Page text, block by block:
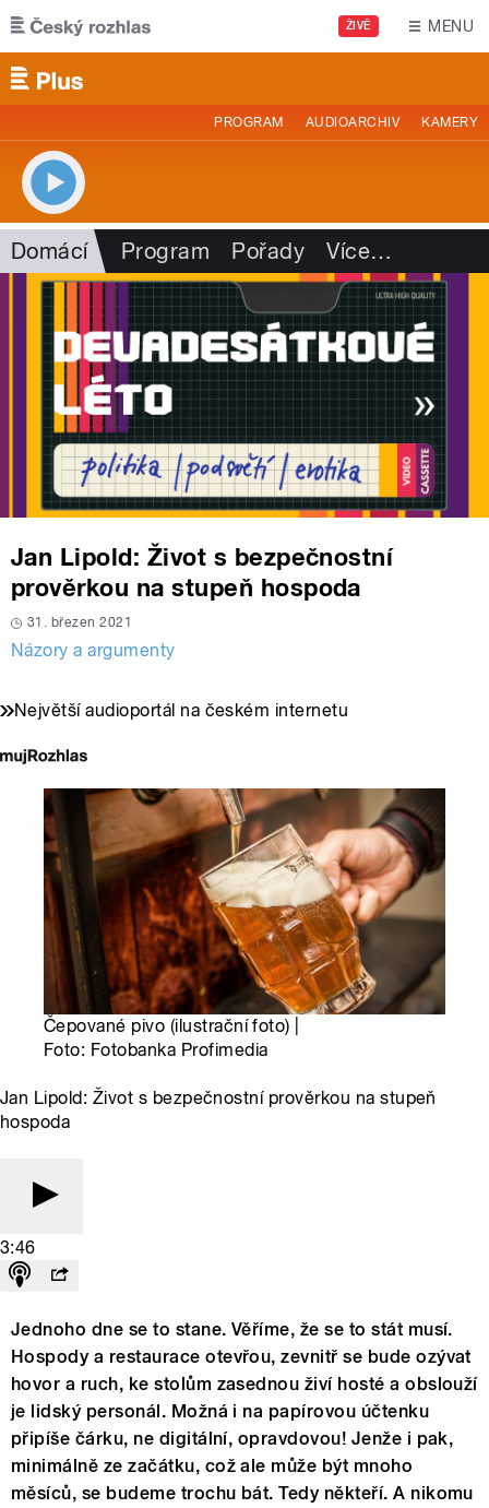
Přejít k hlavnímu obsahu
ŽIVĚ MENU
PROGRAM AUDIOARCHIV KAMERY
Domácí Program Pořady Více…
Jan Lipold: Život s bezpečnostní
prověrkou na stupeň hospoda
31. březen 2021
Názory a argumenty
Největší audioportál na českém internetu
Čepované pivo (ilustrační foto) |
Foto: Fotobanka Profimedia
Jan Lipold: Život s bezpečnostní prověrkou na stupeň
hospoda
3:46
Jednoho dne se to stane. Věříme, že se to stát musí.
Hospody a restaurace otevřou, zevnitř se bude ozývat
hovor a ruch, ke stolům zasednou živí hosté a obslouží
je lidský personál. Možná i na papírovou účtenku
připíše čárku, ne digitální, opravdovou! Jenže i pak,
minimálně ze začátku, což ale může být mnoho
měsíců, se budeme trochu bát. Tedy někteří. A nikomu